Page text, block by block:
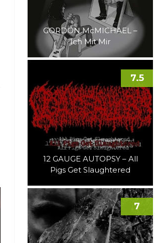
GORDON McMICHAEL –
Ich Mit Mir
12 GAUGE AUTOPSY – All
Pigs Get Slaughtered
7.5
7